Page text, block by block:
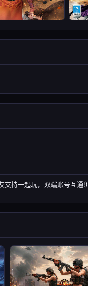
支持一起玩，双端账号互通!)